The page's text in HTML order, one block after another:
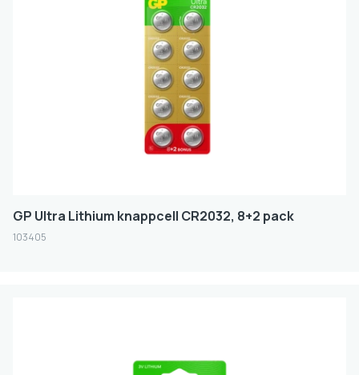
GP Ultra Lithium knappcell CR2032, 8+2 pack
103405